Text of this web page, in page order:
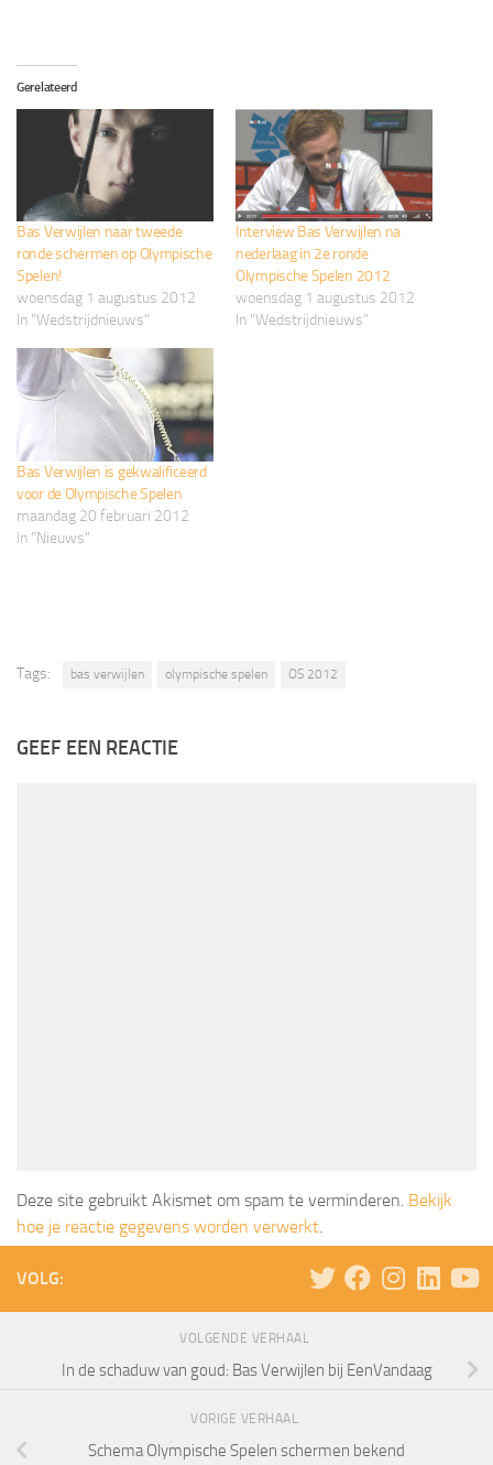
Gerelateerd
Bas Verwijlen naar tweede
ronde schermen op Olympische
Spelen!
woensdag 1 augustus 2012
In "Wedstrijdnieuws"
Interview Bas Verwijlen na
nederlaag in 2e ronde
Olympische Spelen 2012
woensdag 1 augustus 2012
In "Wedstrijdnieuws"
Bas Verwijlen is gekwalificeerd
voor de Olympische Spelen
maandag 20 februari 2012
In "Nieuws"
Tags: bas verwijlen olympische spelen OS 2012
GEEF EEN REACTIE
Deze site gebruikt Akismet om spam te verminderen. Bekijk
hoe je reactie gegevens worden verwerkt
VOLG:
VOLGENDE VERHAAL
In de schaduw van goud: Bas Verwijlen bij EenVandaag
VORIGE VERHAAL
Schema Olympische Spelen schermen bekend